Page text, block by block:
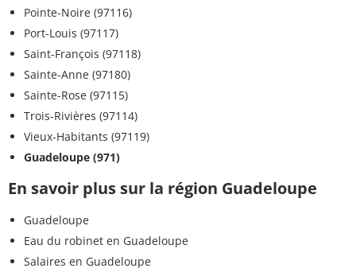
Pointe-Noire (97116)
Port-Louis (97117)
Saint-François (97118)
Sainte-Anne (97180)
Sainte-Rose (97115)
Trois-Rivières (97114)
Vieux-Habitants (97119)
Guadeloupe (971)
En savoir plus sur la région Guadeloupe
Guadeloupe
Eau du robinet en Guadeloupe
Salaires en Guadeloupe